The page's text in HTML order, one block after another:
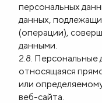
персональных
данных,
(операции),
данными.
2.8.
относящаяся
или
веб-сайта.